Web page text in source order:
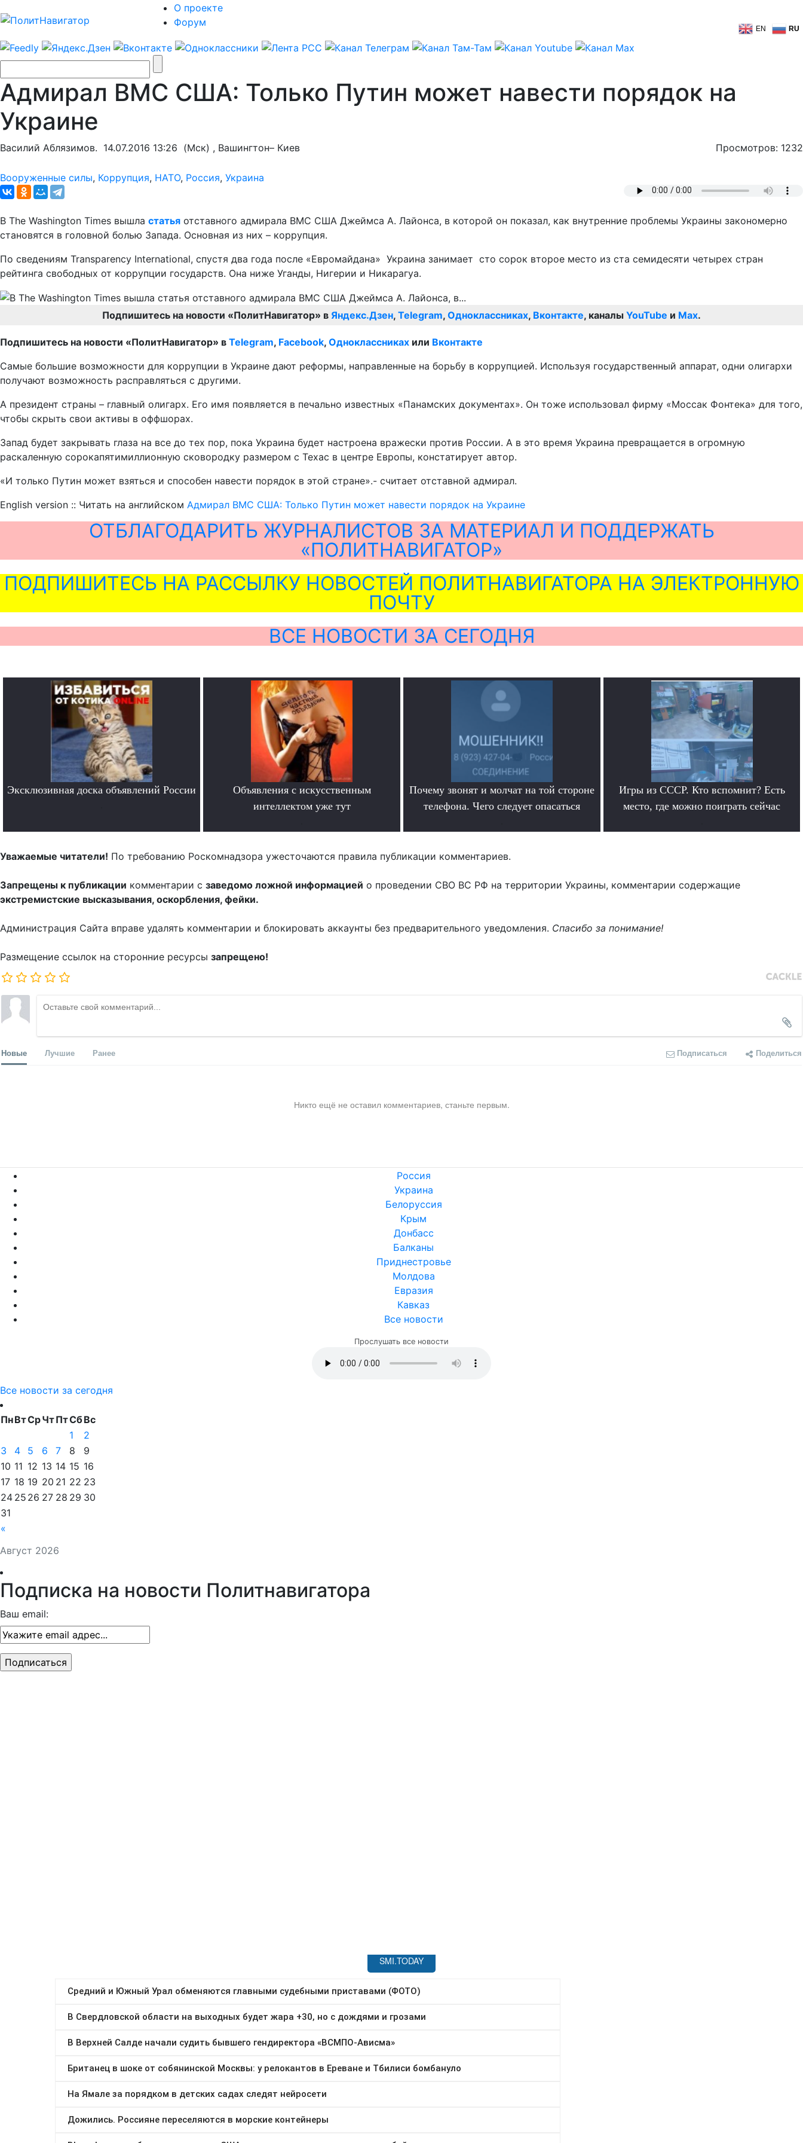
О проекте
Форум
EN RU
Адмирал ВМС США: Только Путин может навести порядок на
Украине
Василий Аблязимов. 14.07.2016 13:26 (Мск) , Вашингтон– Киев Просмотров: 1232
Вооруженные силы, Коррупция, НАТО, Россия, Украина
В The Washington Times вышла статья отставного адмирала ВМС США Джеймса А. Лайонса, в которой он показал, как внутренние проблемы Украины закономерно
становятся в головной болью Запада. Основная из них – коррупция.
По сведениям Transparency International, спустя два года после «Евромайдана» Украина занимает сто сорок второе место из ста семидесяти четырех стран
рейтинга свободных от коррупции государств. Она ниже Уганды, Нигерии и Никарагуа.
Подпишитесь на новости «ПолитНавигатор» в Яндекс.Дзен, Telegram, Одноклассниках, Вконтакте, каналы YouTube и Max.
Подпишитесь на новости «ПолитНавигатор» в Telegram, Facebook, Одноклассниках или Вконтакте
Самые большие возможности для коррупции в Украине дают реформы, направленные на борьбу в коррупцией. Используя государственный аппарат, одни олигархи
получают возможность расправляться с другими.
А президент страны – главный олигарх. Его имя появляется в печально известных «Панамских документах». Он тоже использовал фирму «Моссак Фонтека» для того,
чтобы скрыть свои активы в оффшорах.
Запад будет закрывать глаза на все до тех пор, пока Украина будет настроена вражески против России. А в это время Украина превращается в огромную
раскаленную сорокапятимиллионную сковородку размером с Техас в центре Европы, констатирует автор.
«И только Путин может взяться и способен навести порядок в этой стране».- считает отставной адмирал.
English version :: Читать на английском Адмирал ВМС США: Только Путин может навести порядок на Украине
ОТБЛАГОДАРИТЬ ЖУРНАЛИСТОВ ЗА МАТЕРИАЛ И ПОДДЕРЖАТЬ
«ПОЛИТНАВИГАТОР»
ПОДПИШИТЕСЬ НА РАССЫЛКУ НОВОСТЕЙ ПОЛИТНАВИГАТОРА НА ЭЛЕКТРОННУЮ
ПОЧТУ
ВСЕ НОВОСТИ ЗА СЕГОДНЯ
Эксклюзивная доска объявлений России
Объявления с искусственным
интеллектом уже тут
Почему звонят и молчат на той стороне
телефона. Чего следует опасаться
Игры из СССР. Кто вспомнит? Есть
место, где можно поиграть сейчас
Уважаемые читатели! По требованию Роскомнадзора ужесточаются правила публикации комментариев.
Запрещены к публикации комментарии с заведомо ложной информацией о проведении СВО ВС РФ на территории Украины, комментарии содержащие
экстремистские высказывания, оскорбления, фейки.
Администрация Сайта вправе удалять комментарии и блокировать аккаунты без предварительного уведомления. Спасибо за понимание!
Размещение ссылок на сторонние ресурсы запрещено!
Новые Лучшие Ранее Подписаться Поделиться
Никто ещё не оставил комментариев, станьте первым.
Россия
Украина
Белоруссия
Крым
Донбасс
Балканы
Приднестровье
Молдова
Евразия
Кавказ
Все новости
Прослушать все новости
Все новости за сегодня
Август 2026
ПнВтСрЧтПтСбВс
«
1
2
3
4 5 6 7 8
9
10 11 12 13 14 15 16
17 18 19 20 21 22 23
24 25 26 27 28 29 30
31
Подписка на новости Политнавигатора
Ваш email: